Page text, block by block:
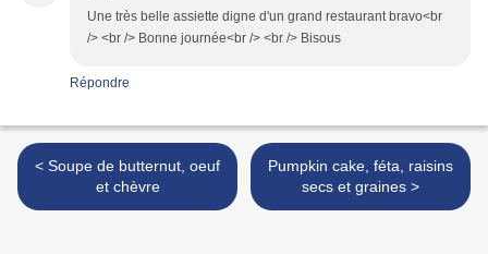
Une très belle assiette digne d'un grand restaurant bravo<br
/> <br /> Bonne journée<br /> <br /> Bisous
Répondre
< Soupe de butternut, oeuf
et chèvre
Pumpkin cake, féta, raisins
secs et graines >